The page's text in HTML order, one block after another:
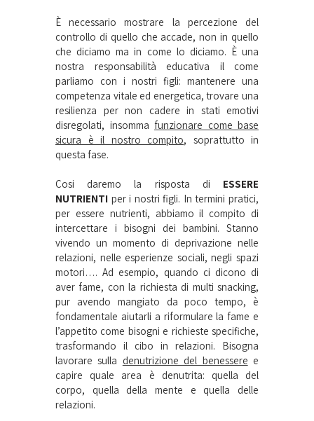
È necessario mostrare la percezione del
controllo di quello che accade, non in quello
che diciamo ma in come lo diciamo. È una
nostra responsabilità educativa il come
parliamo con i nostri figli: mantenere una
competenza vitale ed energetica, trovare una
resilienza per non cadere in stati emotivi
disregolati, insomma funzionare come base
sicura è il nostro compito, soprattutto in
questa fase.
Cosi daremo la risposta di ESSERE
NUTRIENTI per i nostri figli. In termini pratici,
per essere nutrienti, abbiamo il compito di
intercettare i bisogni dei bambini. Stanno
vivendo un momento di deprivazione nelle
relazioni, nelle esperienze sociali, negli spazi
motori…. Ad esempio, quando ci dicono di
aver fame, con la richiesta di multi snacking,
pur avendo mangiato da poco tempo, è
fondamentale aiutarli a riformulare la fame e
l’appetito come bisogni e richieste specifiche,
trasformando il cibo in relazioni. Bisogna
lavorare sulla denutrizione del benessere e
capire quale area è denutrita: quella del
corpo, quella della mente e quella delle
relazioni.